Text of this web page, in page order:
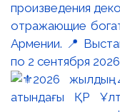
произведения
отражающие
Армении. 📍
по 2 сентября